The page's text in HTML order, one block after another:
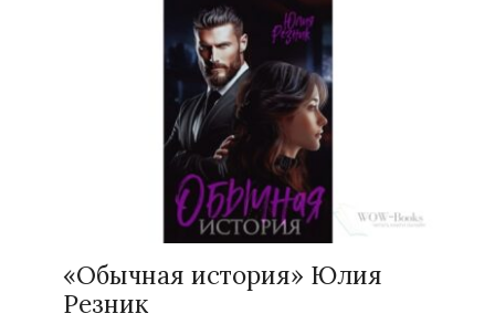
«Обычная история» Юлия
Резник